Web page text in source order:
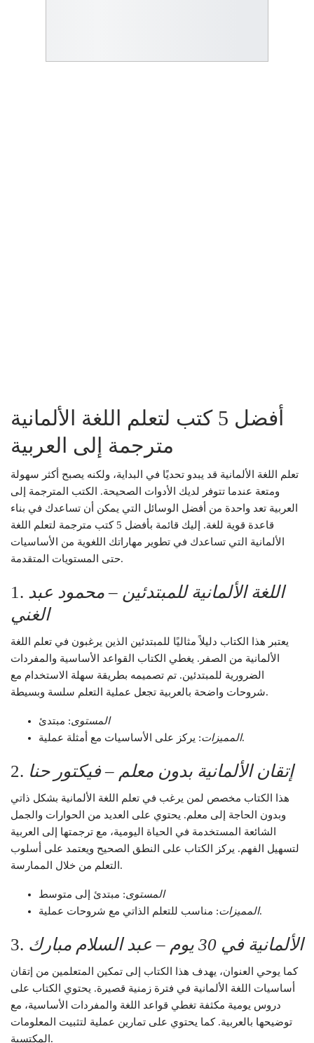
أفضل 5 كتب لتعلم اللغة الألمانية
مترجمة إلى العربية
تعلم اللغة الألمانية قد يبدو تحديًا في البداية، ولكنه يصبح أكثر سهولة
ومتعة عندما تتوفر لديك الأدوات الصحيحة. الكتب المترجمة إلى
العربية تعد واحدة من أفضل الوسائل التي يمكن أن تساعدك في بناء
قاعدة قوية للغة. إليك قائمة بأفضل 5 كتب مترجمة لتعلم اللغة
الألمانية التي تساعدك في تطوير مهاراتك اللغوية من الأساسيات
حتى المستويات المتقدمة.
1. اللغة الألمانية للمبتدئين – محمود عبد
الغني
يعتبر هذا الكتاب دليلاً مثاليًا للمبتدئين الذين يرغبون في تعلم اللغة
الألمانية من الصفر. يغطي الكتاب القواعد الأساسية والمفردات
الضرورية للمبتدئين. تم تصميمه بطريقة سهلة الاستخدام مع
شروحات واضحة بالعربية تجعل عملية التعلم سلسة وبسيطة.
المستوى: مبتدئ
المميزات: يركز على الأساسيات مع أمثلة عملية.
2. إتقان الألمانية بدون معلم – فيكتور حنا
هذا الكتاب مخصص لمن يرغب في تعلم اللغة الألمانية بشكل ذاتي
وبدون الحاجة إلى معلم. يحتوي على العديد من الحوارات والجمل
الشائعة المستخدمة في الحياة اليومية، مع ترجمتها إلى العربية
لتسهيل الفهم. يركز الكتاب على النطق الصحيح ويعتمد على أسلوب
التعلم من خلال الممارسة.
المستوى: مبتدئ إلى متوسط
المميزات: مناسب للتعلم الذاتي مع شروحات عملية.
3. الألمانية في 30 يوم – عبد السلام مبارك
كما يوحي العنوان، يهدف هذا الكتاب إلى تمكين المتعلمين من إتقان
أساسيات اللغة الألمانية في فترة زمنية قصيرة. يحتوي الكتاب على
دروس يومية مكثفة تغطي قواعد اللغة والمفردات الأساسية، مع
توضيحها بالعربية. كما يحتوي على تمارين عملية لتثبيت المعلومات
المكتسبة.